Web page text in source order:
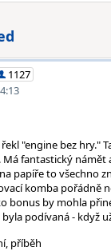
1127
"engine bez hry."
fantastický námět
papíře to všechno
komba pořádně
bonus by mohla
podívaná - když
příběh